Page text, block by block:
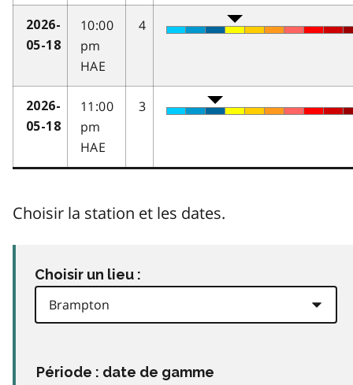
2026-
05-18
10:00
pm
HAE
4
2026-
05-18
11:00
pm
HAE
3
Choisir la station et les dates.
Choisir un lieu :
Période : date de gamme